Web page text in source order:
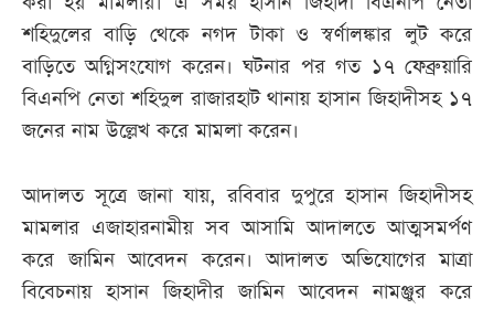
শহিদুলের বাড়ি থেকে নগদ টাকা ও স্বর্ণালঙ্কার লুট করে
বাড়িতে অগ্নিসংযোগ করেন। ঘটনার পর গত ১৭ ফেব্রুয়ারি
বিএনপি নেতা শহিদুল রাজারহাট থানায় হাসান জিহাদীসহ ১৭
জনের নাম উল্লেখ করে মামলা করেন।
আদালত সূত্রে জানা যায়, রবিবার দুপুরে হাসান জিহাদীসহ
মামলার এজাহারনামীয় সব আসামি আদালতে আত্মসমর্পণ
করে জামিন আবেদন করেন। আদালত অভিযোগের মাত্রা
বিবেচনায় হাসান জিহাদীর জামিন আবেদন নামঞ্জুর করে